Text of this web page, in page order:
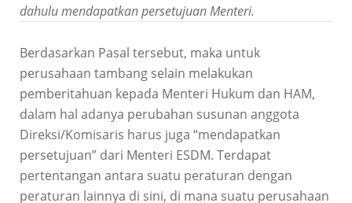
dahulu mendapatkan persetujuan Menteri.
Berdasarkan Pasal tersebut, maka untuk
perusahaan tambang selain melakukan
pemberitahuan kepada Menteri Hukum dan HAM,
dalam hal adanya perubahan susunan anggota
Direksi/Komisaris harus juga “mendapatkan
persetujuan” dari Menteri ESDM. Terdapat
pertentangan antara suatu peraturan dengan
peraturan lainnya di sini, di mana suatu perusahaan